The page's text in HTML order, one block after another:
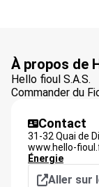
À propos de
Hello fioul S.A.S.
Commander du
Contact
31-32 Quai de
www.hello-
Énergie
Aller sur